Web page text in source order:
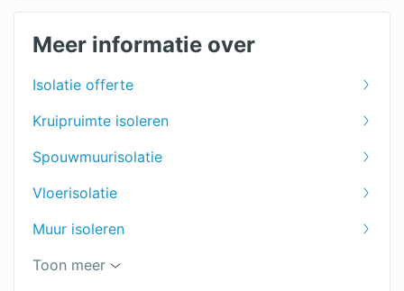
Schuin dak isoleren kosten
Huis isoleren kosten
Meer informatie over
Isolatie offerte
Kruipruimte isoleren
Spouwmuurisolatie
Vloerisolatie
Muur isoleren
Schuur isoleren
Toon meer